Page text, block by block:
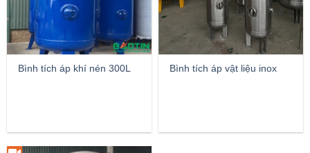
Bình tích áp khí nén 300L Bình tích áp vật liệu inox